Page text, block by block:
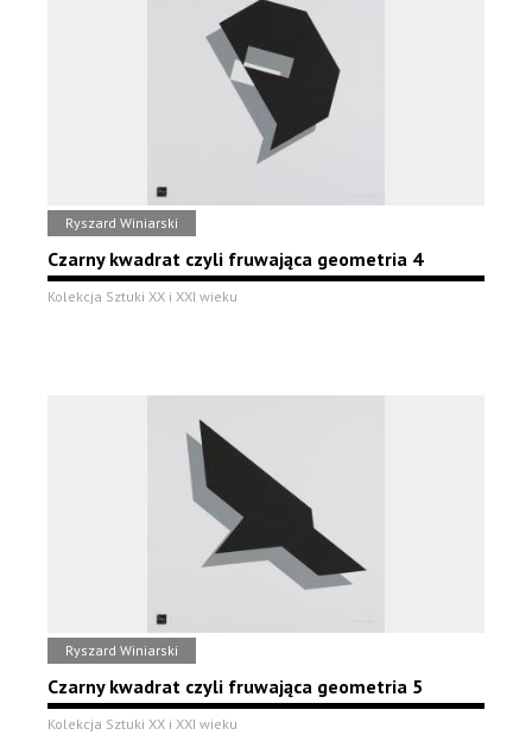
Ryszard Winiarski
Czarny kwadrat czyli fruwająca geometria 4
Kolekcja Sztuki XX i XXI wieku
Ryszard Winiarski
Czarny kwadrat czyli fruwająca geometria 5
Kolekcja Sztuki XX i XXI wieku